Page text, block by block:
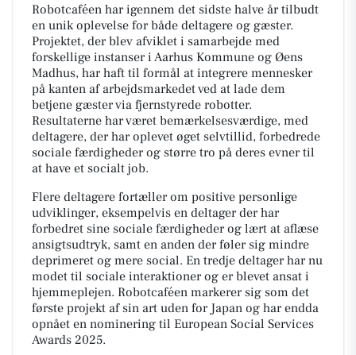
Robotcaféen har igennem det sidste halve år tilbudt
en unik oplevelse for både deltagere og gæster.
Projektet, der blev afviklet i samarbejde med
forskellige instanser i Aarhus Kommune og Øens
Madhus, har haft til formål at integrere mennesker
på kanten af arbejdsmarkedet ved at lade dem
betjene gæster via fjernstyrede robotter.
Resultaterne har været bemærkelsesværdige, med
deltagere, der har oplevet øget selvtillid, forbedrede
sociale færdigheder og større tro på deres evner til
at have et socialt job.
Flere deltagere fortæller om positive personlige
udviklinger, eksempelvis en deltager der har
forbedret sine sociale færdigheder og lært at aflæse
ansigtsudtryk, samt en anden der føler sig mindre
deprimeret og mere social. En tredje deltager har nu
modet til sociale interaktioner og er blevet ansat i
hjemmeplejen. Robotcaféen markerer sig som det
første projekt af sin art uden for Japan og har endda
opnået en nominering til European Social Services
Awards 2025.